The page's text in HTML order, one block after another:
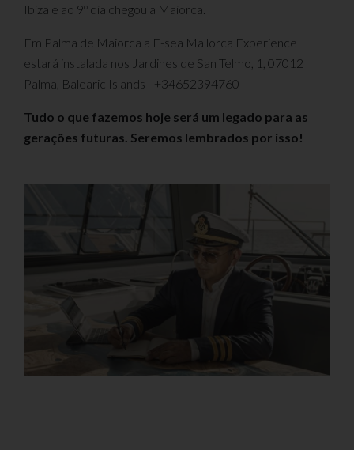
Ibiza e ao 9º dia chegou a Maiorca.
Em Palma de Maiorca a E-sea Mallorca Experience
estará instalada nos Jardines de San Telmo, 1, 07012
Palma, Balearic Islands - +34652394760
Tudo o que fazemos hoje será um legado para as
gerações futuras. Seremos lembrados por isso!